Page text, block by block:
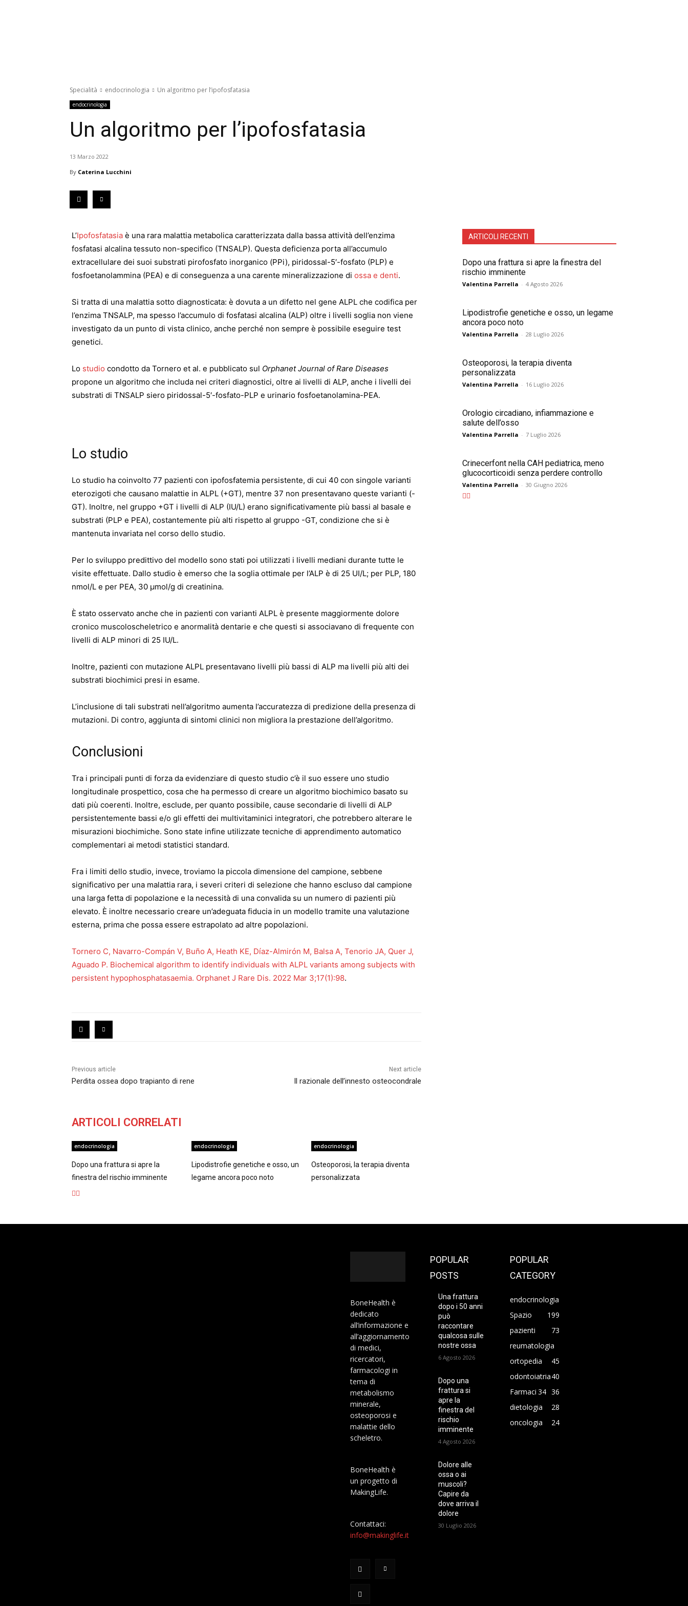
Specialità endocrinologia Un algoritmo per l’ipofosfatasia
endocrinologia
Un algoritmo per l’ipofosfatasia
13 Marzo 2022
By Caterina Lucchini
L’Ipofosfatasia è una rara malattia metabolica caratterizzata dalla bassa attività dell’enzima
fosfatasi alcalina tessuto non-specifico (TNSALP). Questa deficienza porta all’accumulo
extracellulare dei suoi substrati pirofosfato inorganico (PPi), piridossal-5′-fosfato (PLP) e
fosfoetanolammina (PEA) e di conseguenza a una carente mineralizzazione di ossa e denti.
Si tratta di una malattia sotto diagnosticata: è dovuta a un difetto nel gene ALPL che codifica per
l’enzima TNSALP, ma spesso l’accumulo di fosfatasi alcalina (ALP) oltre i livelli soglia non viene
investigato da un punto di vista clinico, anche perché non sempre è possibile eseguire test
genetici.
Lo studio condotto da Tornero et al. e pubblicato sul Orphanet Journal of Rare Diseases
propone un algoritmo che includa nei criteri diagnostici, oltre ai livelli di ALP, anche i livelli dei
substrati di TNSALP siero piridossal-5′-fosfato-PLP e urinario fosfoetanolamina-PEA.
Lo studio
Lo studio ha coinvolto 77 pazienti con ipofosfatemia persistente, di cui 40 con singole varianti
eterozigoti che causano malattie in ALPL (+GT), mentre 37 non presentavano queste varianti (-
GT). Inoltre, nel gruppo +GT i livelli di ALP (IU/L) erano significativamente più bassi al basale e
substrati (PLP e PEA), costantemente più alti rispetto al gruppo -GT, condizione che si è
mantenuta invariata nel corso dello studio.
Per lo sviluppo predittivo del modello sono stati poi utilizzati i livelli mediani durante tutte le
visite effettuate. Dallo studio è emerso che la soglia ottimale per l’ALP è di 25 UI/L; per PLP, 180
nmol/L e per PEA, 30 µmol/g di creatinina.
È stato osservato anche che in pazienti con varianti ALPL è presente maggiormente dolore
cronico muscoloscheletrico e anormalità dentarie e che questi si associavano di frequente con
livelli di ALP minori di 25 IU/L.
Inoltre, pazienti con mutazione ALPL presentavano livelli più bassi di ALP ma livelli più alti dei
substrati biochimici presi in esame.
L’inclusione di tali substrati nell’algoritmo aumenta l’accuratezza di predizione della presenza di
mutazioni. Di contro, aggiunta di sintomi clinici non migliora la prestazione dell’algoritmo.
Conclusioni
Tra i principali punti di forza da evidenziare di questo studio c’è il suo essere uno studio
longitudinale prospettico, cosa che ha permesso di creare un algoritmo biochimico basato su
dati più coerenti. Inoltre, esclude, per quanto possibile, cause secondarie di livelli di ALP
persistentemente bassi e/o gli effetti dei multivitaminici integratori, che potrebbero alterare le
misurazioni biochimiche. Sono state infine utilizzate tecniche di apprendimento automatico
complementari ai metodi statistici standard.
Fra i limiti dello studio, invece, troviamo la piccola dimensione del campione, sebbene
significativo per una malattia rara, i severi criteri di selezione che hanno escluso dal campione
una larga fetta di popolazione e la necessità di una convalida su un numero di pazienti più
elevato. È inoltre necessario creare un’adeguata fiducia in un modello tramite una valutazione
esterna, prima che possa essere estrapolato ad altre popolazioni.
Tornero C, Navarro-Compán V, Buño A, Heath KE, Díaz-Almirón M, Balsa A, Tenorio JA, Quer J,
Aguado P. Biochemical algorithm to identify individuals with ALPL variants among subjects with
persistent hypophosphatasaemia. Orphanet J Rare Dis. 2022 Mar 3;17(1):98.
Previous article
Perdita ossea dopo trapianto di rene
Next article
Il razionale dell’innesto osteocondrale
ARTICOLI RECENTI
Dopo una frattura si apre la finestra del
rischio imminente
Valentina Parrella - 4 Agosto 2026
Lipodistrofie genetiche e osso, un legame
ancora poco noto
Valentina Parrella - 28 Luglio 2026
Osteoporosi, la terapia diventa
personalizzata
Valentina Parrella - 16 Luglio 2026
Orologio circadiano, infiammazione e
salute dell’osso
Valentina Parrella - 7 Luglio 2026
Crinecerfont nella CAH pediatrica, meno
glucocorticoidi senza perdere controllo
Valentina Parrella - 30 Giugno 2026
ARTICOLI CORRELATI
endocrinologia
Dopo una frattura si apre la
finestra del rischio imminente
endocrinologia
Lipodistrofie genetiche e osso, un
legame ancora poco noto
endocrinologia
Osteoporosi, la terapia diventa
personalizzata
BoneHealth è
dedicato
all’informazione e
all’aggiornamento
di medici,
ricercatori,
farmacologi in
tema di
metabolismo
minerale,
osteoporosi e
malattie dello
scheletro.
BoneHealth è
un progetto di
MakingLife.
Contattaci:
info@makinglife.it
POPULAR
POSTS
Una frattura
dopo i 50 anni
può
raccontare
qualcosa sulle
nostre ossa
6 Agosto 2026
Dopo una
frattura si
apre la
finestra del
rischio
imminente
4 Agosto 2026
Dolore alle
ossa o ai
muscoli?
Capire da
dove arriva il
dolore
30 Luglio 2026
POPULAR
CATEGORY
endocrinologia
199
Spazio
pazienti
73
reumatologia
45
ortopedia
40
odontoiatria
36
Farmaci 34
dietologia
28
oncologia
24